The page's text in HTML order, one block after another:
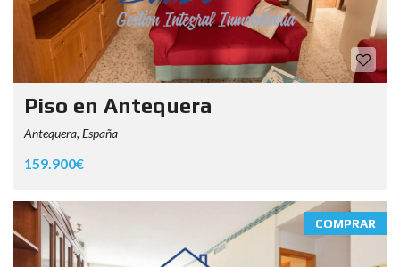
Piso en Antequera
Antequera, España
159.900€
COMPRAR